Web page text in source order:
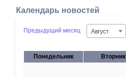
Календарь новостей
Предыдущий месяц Август
Понедельник Вторник